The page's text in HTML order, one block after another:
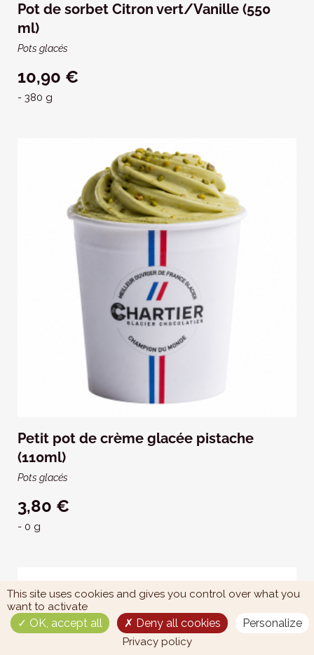
Pot de sorbet Citron vert/Vanille (550
ml)
Pots glacés
10,90 €
- 380 g
Petit pot de crème glacée pistache
(110ml)
Pots glacés
3,80 €
- 0 g
This site uses cookies and gives you control over what you
want to activate
OK, accept all Deny all cookies Personalize
Privacy policy